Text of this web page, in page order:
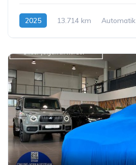
2025 13.714 km Automatik